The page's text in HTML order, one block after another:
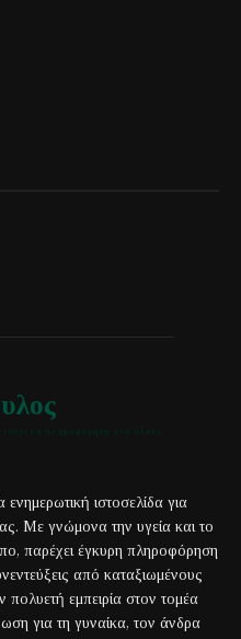
ιστοσελίδα για
Με γνώμονα την υγεία και το
παρέχει έγκυρη πληροφόρηση
από καταξιωμένους
πολυετή εμπειρία στον τομέα
για τη γυναίκα, τον άνδρα